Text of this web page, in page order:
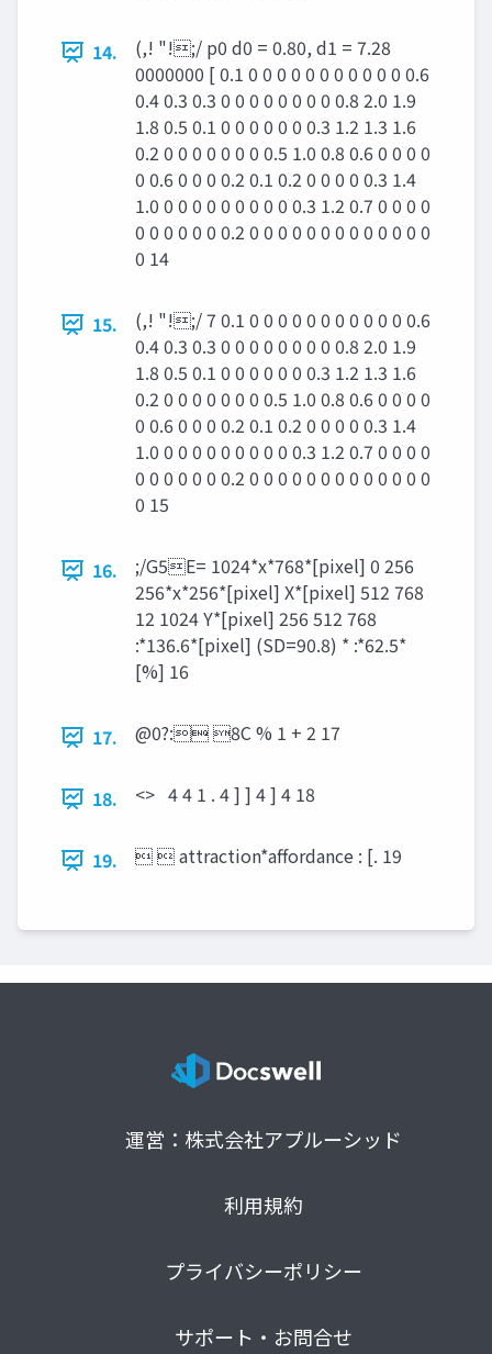
14.
(,! "!;/ p0 d0 = 0.80, d1 = 7.28
0000000 [ 0.1 0 0 0 0 0 0 0 0 0 0 0 0.6
0.4 0.3 0.3 0 0 0 0 0 0 0 0 0.8 2.0 1.9
1.8 0.5 0.1 0 0 0 0 0 0 0.3 1.2 1.3 1.6
0.2 0 0 0 0 0 0 0 0.5 1.0 0.8 0.6 0 0 0 0
0 0.6 0 0 0 0.2 0.1 0.2 0 0 0 0 0.3 1.4
1.0 0 0 0 0 0 0 0 0 0 0.3 1.2 0.7 0 0 0 0
0 0 0 0 0 0 0.2 0 0 0 0 0 0 0 0 0 0 0 0 0
0 14
15.
(,! "!;/ 7 0.1 0 0 0 0 0 0 0 0 0 0 0 0.6
0.4 0.3 0.3 0 0 0 0 0 0 0 0 0.8 2.0 1.9
1.8 0.5 0.1 0 0 0 0 0 0 0.3 1.2 1.3 1.6
0.2 0 0 0 0 0 0 0 0.5 1.0 0.8 0.6 0 0 0 0
0 0.6 0 0 0 0.2 0.1 0.2 0 0 0 0 0.3 1.4
1.0 0 0 0 0 0 0 0 0 0 0.3 1.2 0.7 0 0 0 0
0 0 0 0 0 0 0.2 0 0 0 0 0 0 0 0 0 0 0 0 0
0 15
16.
;/G5E= 1024*x*768*[pixel] 0 256
256*x*256*[pixel] X*[pixel] 512 768
12 1024 Y*[pixel] 256 512 768
:*136.6*[pixel] (SD=90.8) * :*62.5*
[%] 16
17. @0?: 8C % 1 + 2 17
18. <> 4 4 1 . 4 ] ] 4 ] 4 18
19.   attraction*aﬀordance : [. 19
運営：株式会社アプルーシッド
利用規約
プライバシーポリシー
サポート・お問合せ